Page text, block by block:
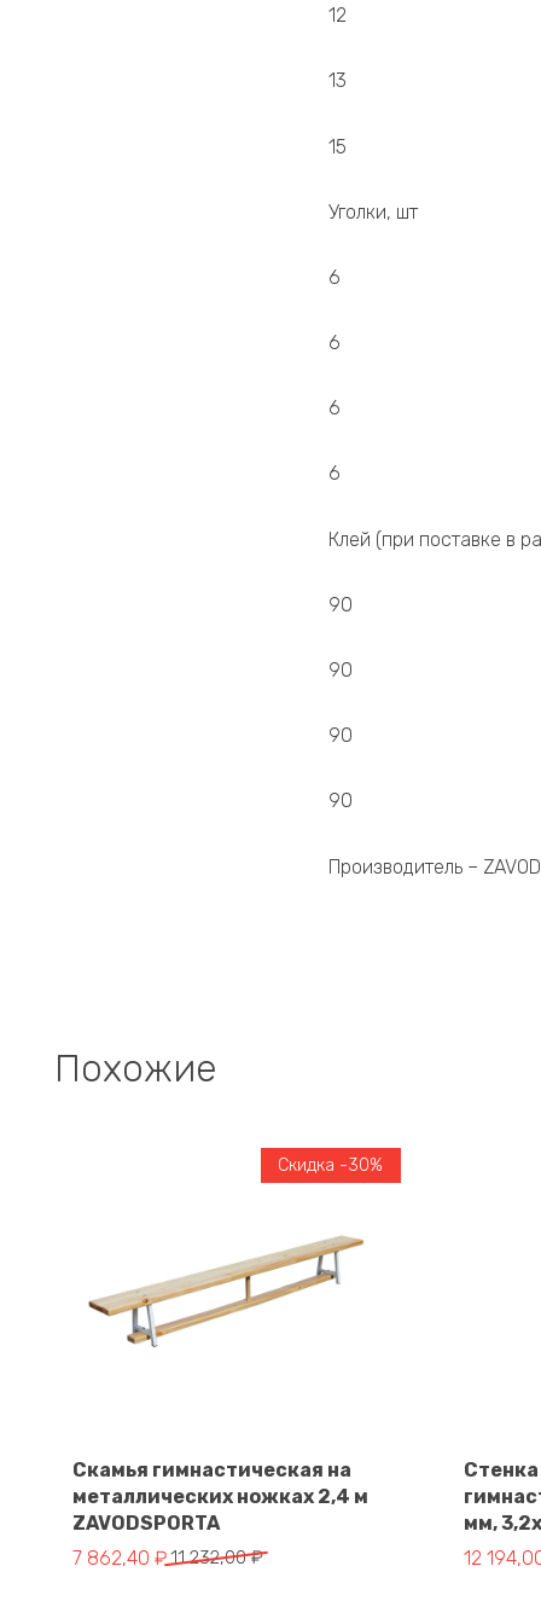
12
13
15
Уголки, шт
6
6
6
6
Клей (при поставке в
90
90
90
90
Производитель –
Похожие
В корзину
Скидка -30%
Скамья гимнастическая на
металлических ножках 2,4 м
ZAVODSPORTA
11 232,00₽
Первоначальная цена составляла 11 232,00 ₽.
7 862,40 ₽
Текущая цена: 7 862,40 ₽.
мм,
12
Текущая